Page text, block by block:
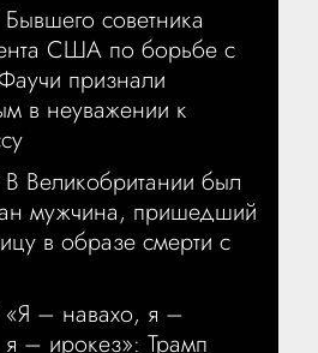
Бывшего советника
США по борьбе с
признали
в неуважении к
В Великобритании был
мужчина, пришедший
в образе смерти с
«Я – навахо, я –
я – ирокез»: Трамп